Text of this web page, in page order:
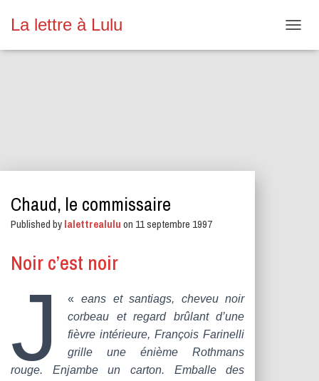
La lettre à Lulu
U
Chaud, le commissaire
Published bylalettrealuluon 11 septembre 1997
Noir c’est noir
«
J
eans et santiags, cheveu noir
corbeau et regard brûlant d’une
fièvre intérieure, François Farinelli
grille une énième Rothmans
rouge. Enjambe un carton. Emballe des